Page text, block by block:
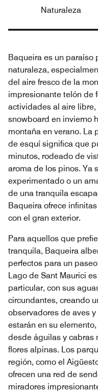
Naturaleza
Baqueira es un paraíso
naturaleza,
del aire fresco de la
impresionante telón de
actividades al aire
snowboard en invierno
montaña en verano. La
de esquí significa que
minutos, rodeado de
aroma de los pinos. Ya
experimentado o un
de una tranquila
Baqueira ofrece
con el gran exterior.
Para aquellos que
tranquila, Baqueira
perfectos para un
Lago de Sant Maurici
particular, con sus
circundantes, creando
observadores de aves
estarán en su
desde águilas y cabras
flores alpinas. Los
región, como el
ofrecen una red de
miradores